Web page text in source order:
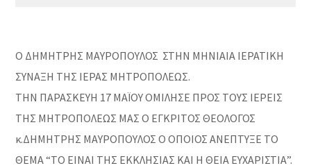
Ο ΔΗΜΗΤΡΗΣ ΜΑΥΡΟΠΟΥΛΟΣ ΣΤΗΝ ΜΗΝΙΑΙΑ ΙΕΡΑΤΙΚΗ
ΣΥΝΑΞΗ ΤΗΣ ΙΕΡΑΣ ΜΗΤΡΟΠΟΛΕΩΣ.
ΤΗΝ ΠΑΡΑΣΚΕΥΗ 17 ΜΑΪΟΥ ΟΜΙΛΗΣΕ ΠΡΟΣ ΤΟΥΣ ΙΕΡΕΙΣ
ΤΗΣ ΜΗΤΡΟΠΟΛΕΩΣ ΜΑΣ Ο ΕΓΚΡΙΤΟΣ ΘΕΟΛΟΓΟΣ
κ.ΔΗΜΗΤΡΗΣ ΜΑΥΡΟΠΟΥΛΟΣ Ο ΟΠΟΙΟΣ ΑΝΕΠΤΥΞΕ ΤΟ
ΘΕΜΑ “ΤΟ ΕΙΝΑΙ ΤΗΣ ΕΚΚΛΗΣΙΑΣ ΚΑΙ Η ΘΕΙΑ ΕΥΧΑΡΙΣΤΙΑ”.